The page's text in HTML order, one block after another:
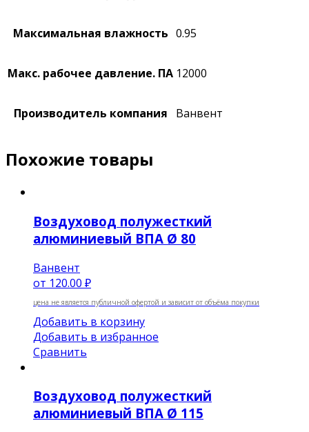
Максимальная влажность 0.95
Макс. рабочее давление. ПА 12000
Производитель компания Ванвент
Похожие товары
Воздуховод полужесткий
алюминиевый ВПА Ø 80
Ванвент
от 120.00 ₽
цена не является публичной офертой и зависит от объёма покупки
Добавить в корзину
Добавить в избранное
Сравнить
Воздуховод полужесткий
алюминиевый ВПА Ø 115